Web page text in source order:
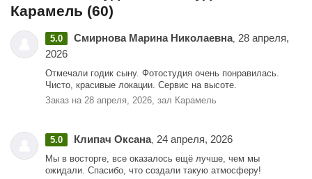
Карамель (60)
5.0 Смирнова Марина Николаевна, 28 апреля,
2026
Отмечали годик сыну. Фотостудия очень понравилась.
Чисто, красивые локации. Сервис на высоте.
Заказ на 28 апреля, 2026, зал Карамель
5.0 Клипач Оксана, 24 апреля, 2026
Мы в восторге, все оказалось ещё лучше, чем мы
ожидали. Спасибо, что создали такую атмосферу!